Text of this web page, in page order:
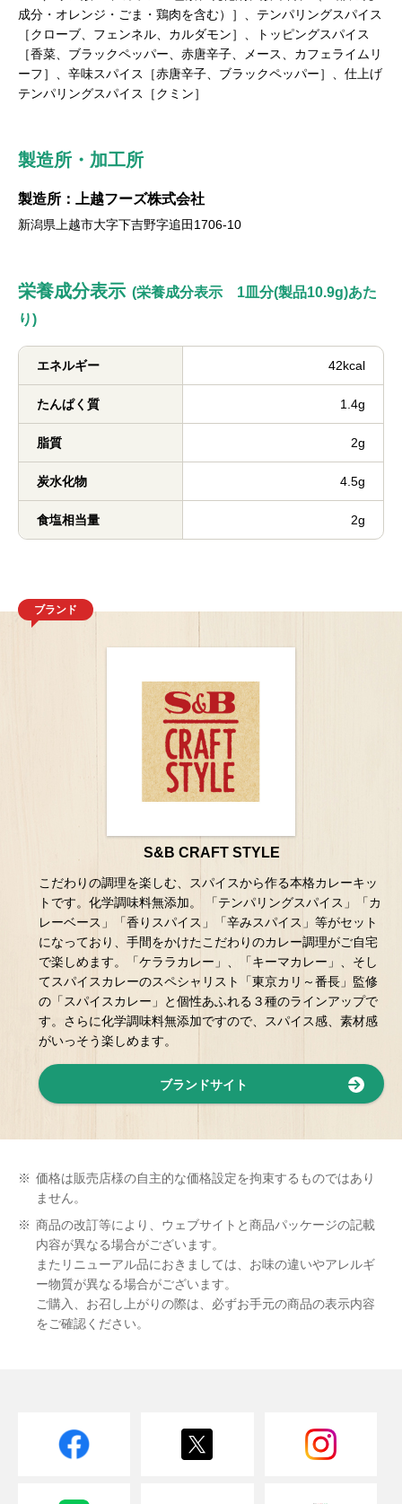
成分・オレンジ・ごま・鶏肉を含む）］、テンパリングスパイス
［クローブ、フェンネル、カルダモン］、トッピングスパイス
［香菜、ブラックペッパー、赤唐辛子、メース、カフェライムリ
ーフ］、辛味スパイス［赤唐辛子、ブラックペッパー］、仕上げ
テンパリングスパイス［クミン］
製造所・加工所
製造所：上越フーズ株式会社
新潟県上越市大字下吉野字追田1706-10
栄養成分表示 (栄養成分表示 1皿分(製品10.9g)あた
り)
エネルギー 42kcal
たんぱく質 1.4g
脂質 2g
炭水化物 4.5g
食塩相当量 2g
ブランド
S&B CRAFT STYLE
こだわりの調理を楽しむ、スパイスから作る本格カレーキッ
トです。化学調味料無添加。 「テンパリングスパイス」「カ
レーベース」「香りスパイス」「辛みスパイス」等がセット
になっており、手間をかけたこだわりのカレー調理がご自宅
で楽しめます。「ケララカレー」、「キーマカレー」、そし
てスパイスカレーのスペシャリスト「東京カリ～番長」監修
の「スパイスカレー」と個性あふれる３種のラインアップで
す。さらに化学調味料無添加ですので、スパイス感、素材感
がいっそう楽しめます。
ブランドサイト
※ 価格は販売店様の自主的な価格設定を拘束するものではあり
ません。
※ 商品の改訂等により、ウェブサイトと商品パッケージの記載
内容が異なる場合がございます。
またリニューアル品におきましては、お味の違いやアレルギ
ー物質が異なる場合がございます。
ご購入、お召し上がりの際は、必ずお手元の商品の表示内容
をご確認ください。